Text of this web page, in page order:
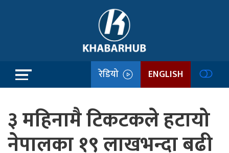
रेडियो ENGLISH
३ महिनामै टिकटकले हटायो
नेपालका १९ लाखभन्दा बढी